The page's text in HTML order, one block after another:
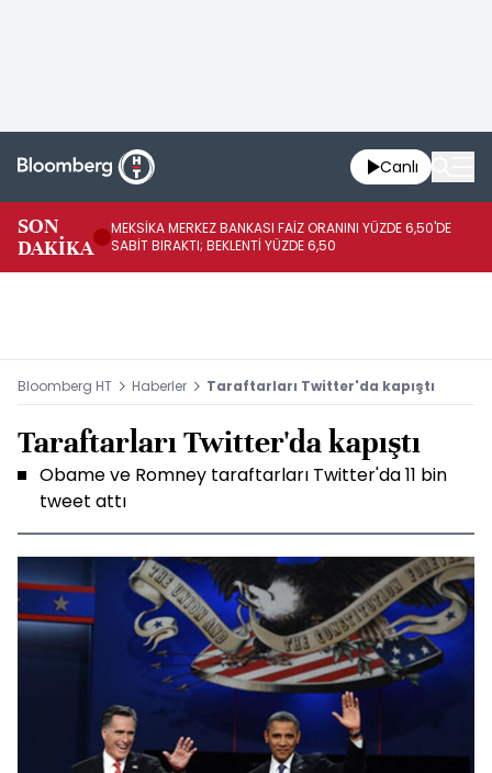
Canlı
SON
DAKİKA
MEKSİKA MERKEZ BANKASI FAİZ ORANINI YÜZDE 6,50'DE
SABİT BIRAKTI; BEKLENTİ YÜZDE 6,50
Bloomberg HT Haberler Taraftarları Twitter'da kapıştı
Taraftarları Twitter'da kapıştı
Obame ve Romney taraftarları Twitter'da 11 bin
tweet attı